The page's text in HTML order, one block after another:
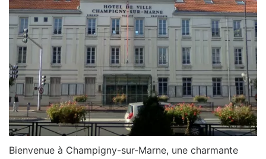
Bienvenue à Champigny-sur-Marne, une charmante